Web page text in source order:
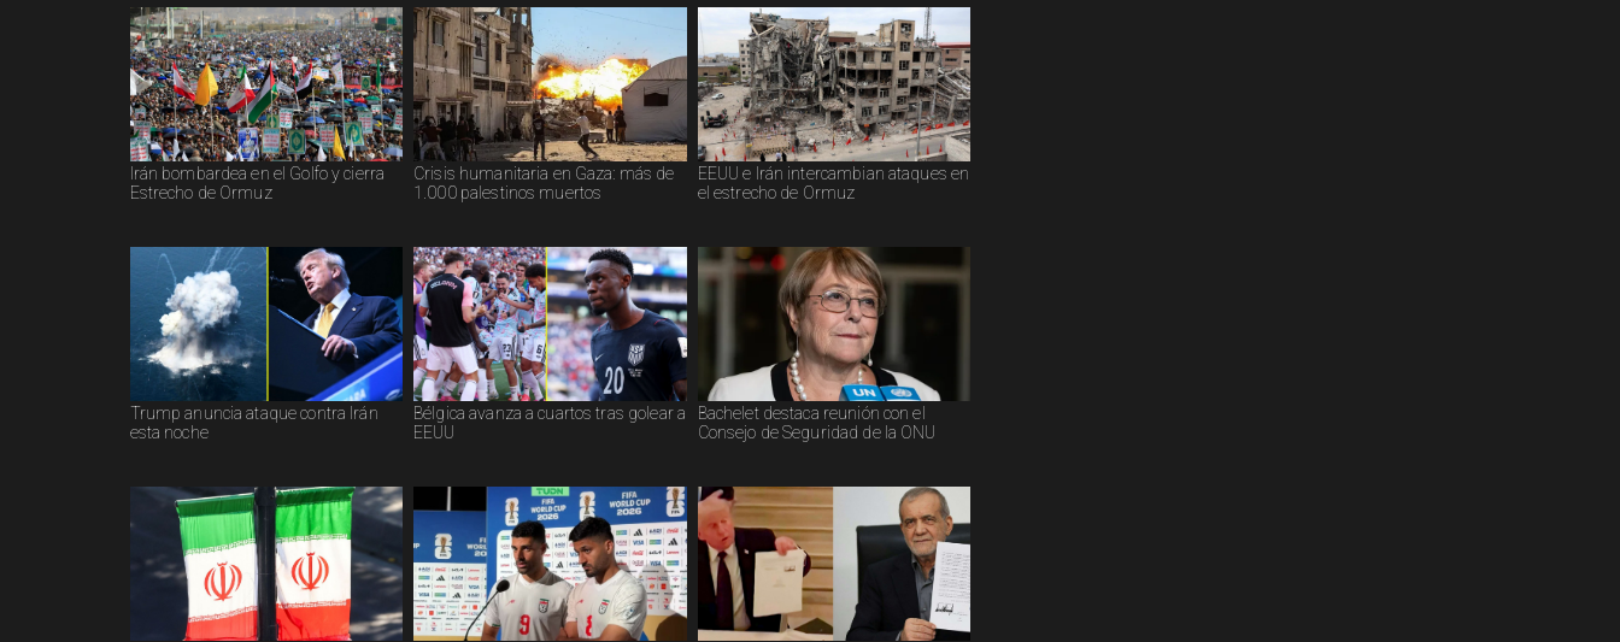
Irán bombardea en el Golfo y cierra
Estrecho de Ormuz
Crisis humanitaria en Gaza: más de
1.000 palestinos muertos
EEUU e Irán intercambian ataques en
el estrecho de Ormuz
Trump anuncia ataque contra Irán
esta noche
Bélgica avanza a cuartos tras golear a
EEUU
Bachelet destaca reunión con el
Consejo de Seguridad de la ONU